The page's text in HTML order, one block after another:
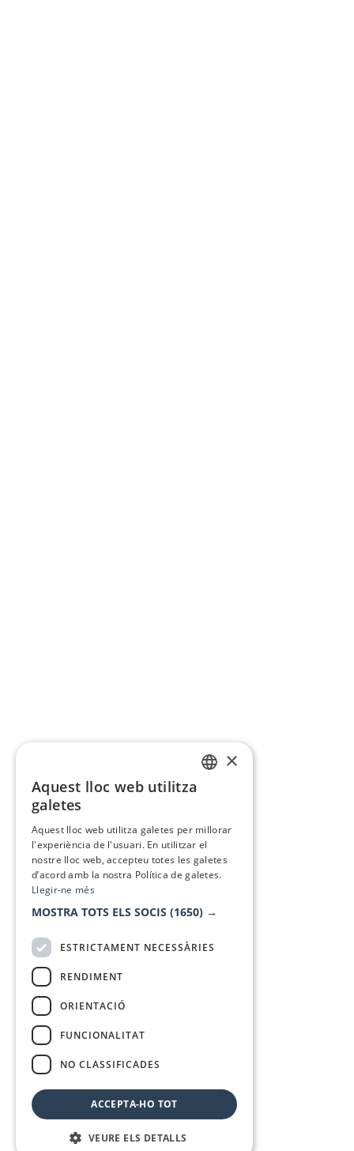
×
Aquest lloc web utilitza
galetes
Aquest lloc web utilitza galetes per millorar
l'experiència de l'usuari. En utilitzar el
nostre lloc web, accepteu totes les galetes
d’acord amb la nostra Política de galetes.
Llegir-ne més
MOSTRA TOTS ELS SOCIS (1650) →
ESTRICTAMENT NECESSÀRIES
RENDIMENT
ORIENTACIÓ
FUNCIONALITAT
NO CLASSIFICADES
ACCEPTA-HO TOT
VEURE ELS DETALLS